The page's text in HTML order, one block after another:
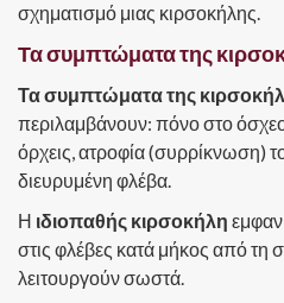
σχηματισμό μιας κιρσοκήλης.
Τα συμπτώματα της
Τα συμπτώματα της
περιλαμβάνουν: πόνο στο
όρχεις, ατροφία (συρρίκνωση)
διευρυμένη φλέβα.
Η ιδιοπαθής κιρσοκήλη
στις φλέβες κατά μήκος από τη
λειτουργούν σωστά.